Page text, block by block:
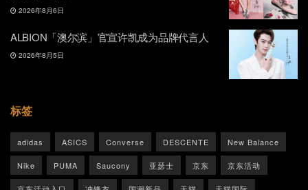
2026年8月6日
ALBION「澳尔滨」官宣许凯成为品牌代言人
2026年8月5日
标签
adidas ASICS Converse DESCENTE New Balance
Nike PUMA Saucony 亚瑟士 京东 京东活动